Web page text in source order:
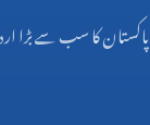
پاکستان کا سب سے بڑا